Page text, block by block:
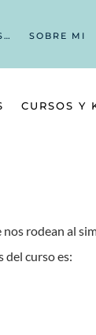
SOBRE MI
CURSOS Y
rodean al
del curso es: